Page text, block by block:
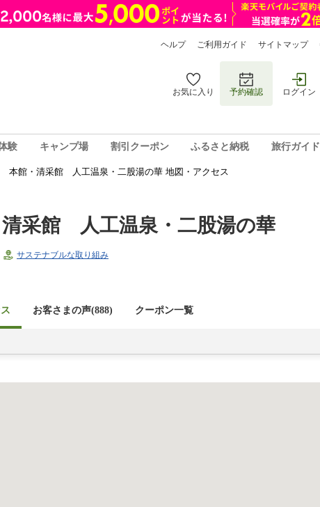
ヘルプ ご利用ガイド サイトマップ
お気に入り 予約確認 ログイン
験 キャンプ場 割引クーポン ふるさと納税 旅行ガイド
本館・清采館 人工温泉・二股湯の華 地図・アクセス
采館 人工温泉・二股湯の華
サステナブルな取り組み
お客さまの声(888) クーポン一覧